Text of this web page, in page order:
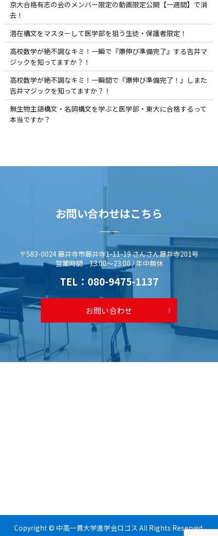
京大合格有志の会のメンバー限定の動画限定公開【一週間】で消
去！
潜在構文をマスターして医学部を狙う生徒・保護者限定！
高校数学が絶不調なキミ！一瞬で『爆伸び準備完了』する吉井マ
ジックを知ってますか？！
高校数学が絶不調なキミ！一瞬間で『爆伸び準備完了！』しまた
吉井マジックを知ってますか？！
無生物主語構文・名詞構文を学ぶと医学部・東大に合格するって
本当ですか？
お問い合わせはこちら
〒583-0024 藤井寺市藤井寺1-11-19 さんさん藤井寺201号
営業時間 13:00～23:00 / 年中無休
TEL： 080-9475-1137
お問い合わせ
Copyright © 中高一貫大学進学会ロゴス All Rights Reserved.